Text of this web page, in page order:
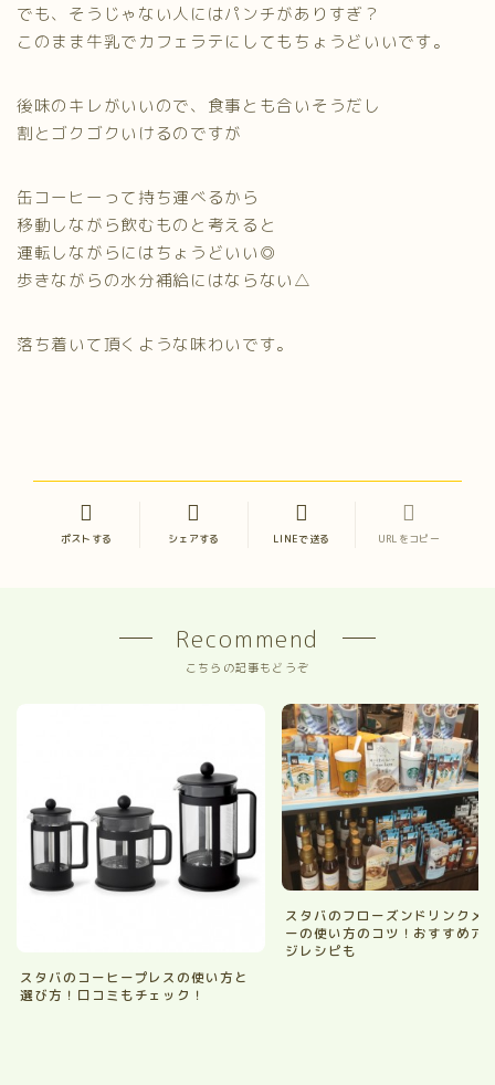
でも、そうじゃない人にはパンチがありすぎ？
このまま牛乳でカフェラテにしてもちょうどいいです。
後味のキレがいいので、食事とも合いそうだし
割とゴクゴクいけるのですが
缶コーヒーって持ち運べるから
移動しながら飲むものと考えると
運転しながらにはちょうどいい◎
歩きながらの水分補給にはならない△
落ち着いて頂くような味わいです。
ポストする シェアする LINEで送る URLをコピー
Recommend
こちらの記事もどうぞ
スタバのコーヒープレスの使い方と
選び方！口コミもチェック！
スタバのフローズンドリンクメ
ーの使い方のコツ！おすすめア
ジレシピも